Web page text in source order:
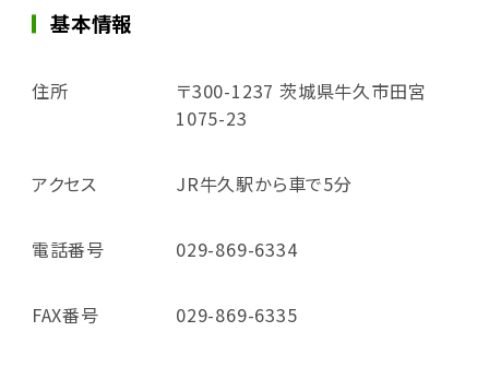
基本情報
住所
〒300-1237 茨城県牛久市田宮
1075-23
アクセス JR牛久駅から車で5分
電話番号 029-869-6334
FAX番号 029-869-6335